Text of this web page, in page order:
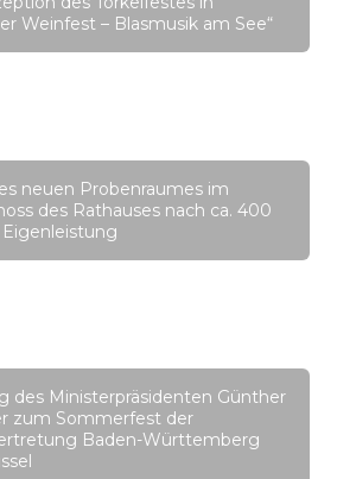
Weinfest – Blasmusik am See“
neuen Probenraumes im
des Rathauses nach ca. 400
des Ministerpräsidenten Günther
zum Sommerfest der
Baden-Württemberg